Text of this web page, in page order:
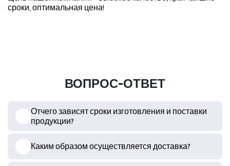
сроки, оптимальная цена!
ВОПРОС-ОТВЕТ
Отчего зависят сроки изготовления и поставки
продукции?
Каким образом осуществляется доставка?